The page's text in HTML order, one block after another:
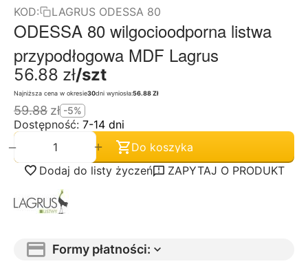
KOD: LAGRUS ODESSA 80
ODESSA 80 wilgocioodporna listwa
przypodłogowa MDF Lagrus
56.88 zł/szt
Najniższa cena w okresie30dni wyniosła:56.88 Zł
59.88 zł -5%
Dostępność: 7-14 dni
+
−
Do koszyka
Dodaj do listy życzeń
ZAPYTAJ O PRODUKT
Formy płatności: